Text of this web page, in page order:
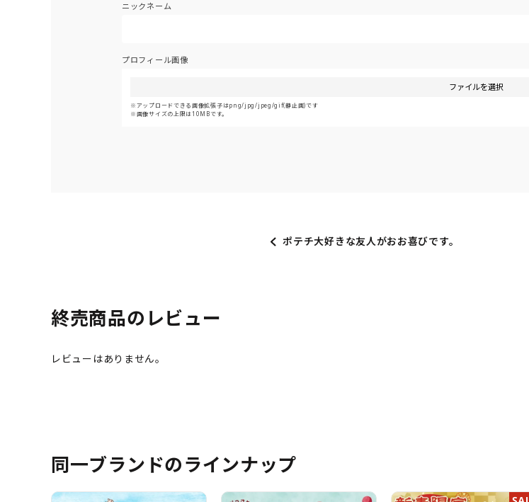
ニックネーム
プロフィール画像
ファイルを選択
アップロードできる画像拡張子はpng/jpg/jpeg/gif(静止画)です
画像サイズの上限は10MBです。
ポテチ大好きな友人がおお喜びです。
終売商品のレビュー
同一ブランドのラインナップ